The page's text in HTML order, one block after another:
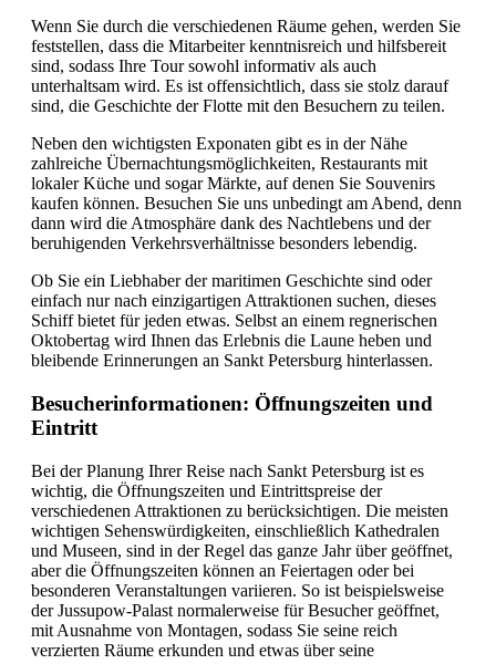
Wenn Sie durch die verschiedenen Räume gehen, werden Sie
feststellen, dass die Mitarbeiter kenntnisreich und hilfsbereit
sind, sodass Ihre Tour sowohl informativ als auch
unterhaltsam wird. Es ist offensichtlich, dass sie stolz darauf
sind, die Geschichte der Flotte mit den Besuchern zu teilen.
Neben den wichtigsten Exponaten gibt es in der Nähe
zahlreiche Übernachtungsmöglichkeiten, Restaurants mit
lokaler Küche und sogar Märkte, auf denen Sie Souvenirs
kaufen können. Besuchen Sie uns unbedingt am Abend, denn
dann wird die Atmosphäre dank des Nachtlebens und der
beruhigenden Verkehrsverhältnisse besonders lebendig.
Ob Sie ein Liebhaber der maritimen Geschichte sind oder
einfach nur nach einzigartigen Attraktionen suchen, dieses
Schiff bietet für jeden etwas. Selbst an einem regnerischen
Oktobertag wird Ihnen das Erlebnis die Laune heben und
bleibende Erinnerungen an Sankt Petersburg hinterlassen.
Besucherinformationen: Öffnungszeiten und
Eintritt
Bei der Planung Ihrer Reise nach Sankt Petersburg ist es
wichtig, die Öffnungszeiten und Eintrittspreise der
verschiedenen Attraktionen zu berücksichtigen. Die meisten
wichtigen Sehenswürdigkeiten, einschließlich Kathedralen
und Museen, sind in der Regel das ganze Jahr über geöffnet,
aber die Öffnungszeiten können an Feiertagen oder bei
besonderen Veranstaltungen variieren. So ist beispielsweise
der Jussupow-Palast normalerweise für Besucher geöffnet,
mit Ausnahme von Montagen, sodass Sie seine reich
verzierten Räume erkunden und etwas über seine